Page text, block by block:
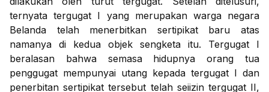
ternyata tergugat I yang merupakan warga negara
Belanda telah menerbitkan sertipikat baru atas
namanya di kedua objek sengketa itu. Tergugat I
beralasan bahwa semasa hidupnya orang tua
penggugat mempunyai utang kepada tergugat I dan
penerbitan sertipikat tersebut telah seiizin tergugat II,